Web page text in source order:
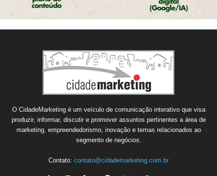
O CidadeMarketing é um veículo de comunicação interativo que visa
produzir, informar, discutir e promover assuntos pertinentes a área de
marketing, empreendedorismo, inovação e temas relacionados ao
segmento de negócios.
Contato: contato@cidademarketing.com.br